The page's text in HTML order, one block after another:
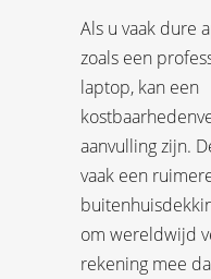
Als u vaak dure
zoals een
laptop, kan een
aanvulling zijn.
vaak een
om wereldwijd
rekening mee